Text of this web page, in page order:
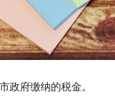
政府缴纳的税金。